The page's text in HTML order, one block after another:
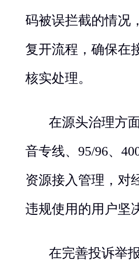
码被误拦截的情况
复开流程，确保在
核实处理。
在源头治理方
音专线、95/96、
资源接入管理，对
违规使用的用户坚
在完善投诉举